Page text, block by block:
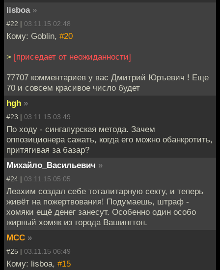
lisboa »
#22 | 03.11.15 02:48
Кому: Goblin, #20
> [приседает от неожиданности]
77707 комментариев у вас Дмитрий Юръевич ! Еще
70 и совсем красивое число будет
hgh »
#23 | 03.11.15 03:49
По ходу - сингапурская метода. Зачем
оппозиционера сажать, когда его можно обанкротить,
притягивая за базар?
Михайло_Васильевич »
#24 | 03.11.15 05:05
Леахим создал себе тоталитарную секту, и теперь
живёт на пожертвования! Подумаешь, штраф -
хомяки ещё денег занесут. Особенно один особо
жирный хомяк из города Вашингтон.
MCC »
#25 | 03.11.15 06:49
Кому: lisboa, #15